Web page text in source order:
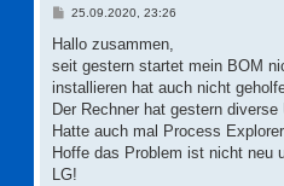
B
i
r
a
25.09.2020, 23:26
Hallo zusammen,
seit gestern startet mein BOM
installieren hat auch nicht
Der Rechner hat gestern
Hatte auch mal Process
Hoffe das Problem ist nicht neu
LG!